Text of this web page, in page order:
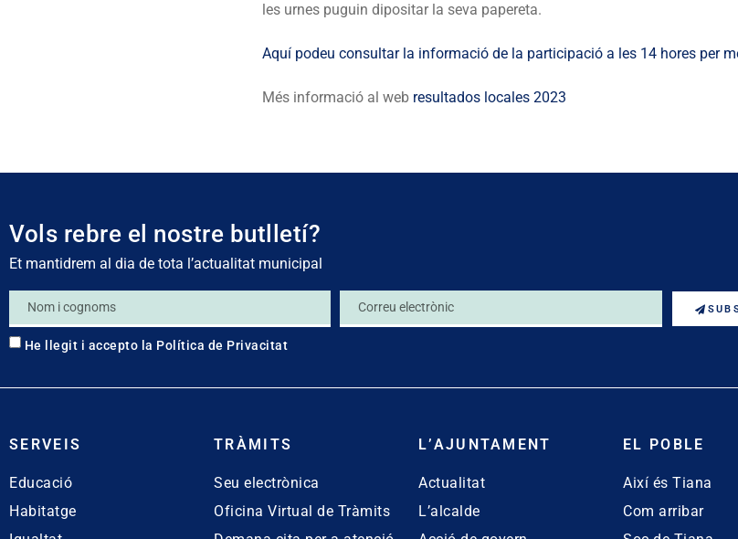
les urnes puguin dipositar la seva papereta.
Aquí podeu consultar la informació de la participació a les 14 hores per
Més informació al web resultados locales 2023
Vols rebre el nostre butlletí?
Et mantidrem al dia de tota l’actualitat municipal
He llegit i accepto la Política de Privacitat
SERVEIS
Educació
Habitatge
TRÀMITS
Seu electrònica
Oficina Virtual de Tràmits
L’AJUNTAMENT
Actualitat
L’alcalde
EL POBLE
Així és Tiana
Com arribar